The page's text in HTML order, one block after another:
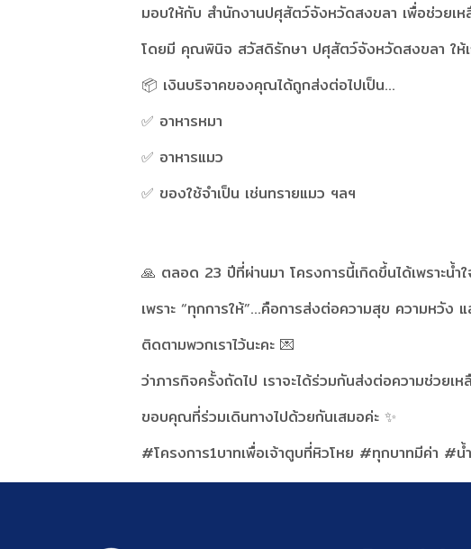
มอบให้กับ สำนักงานปศุสัตว์จังหวัดสงขลา เพื่อช่วยเ
โดยมี คุณพินิจ สวัสดิรักษา ปศุสัตว์จังหวัดสงขลา ให้
📦 เงินบริจาคของคุณได้ถูกส่งต่อไปเป็น…
✅ อาหารหมา
✅ อาหารแมว
✅ ของใช้จำเป็น เช่นทรายแมว ฯลฯ
🙏 ตลอด 23 ปีที่ผ่านมา โครงการนี้เกิดขึ้นได้เพราะน้ำ
เพราะ “ทุกการให้”…คือการส่งต่อความสุข ความหวัง
ติดตามพวกเราไว้นะคะ 💌
ว่าภารกิจครั้งถัดไป เราจะได้ร่วมกันส่งต่อความช่วยเห
ขอบคุณที่ร่วมเดินทางไปด้วยกันเสมอค่ะ ✨
#โครงการ1บาทเพื่อเจ้าตูบที่หิวโหย #ทุกบาทมีค่า #น้